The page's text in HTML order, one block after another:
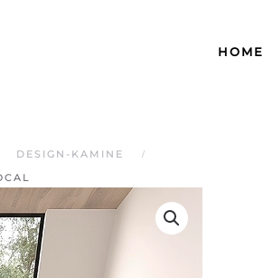
HOME
DESIGN-KAMINE